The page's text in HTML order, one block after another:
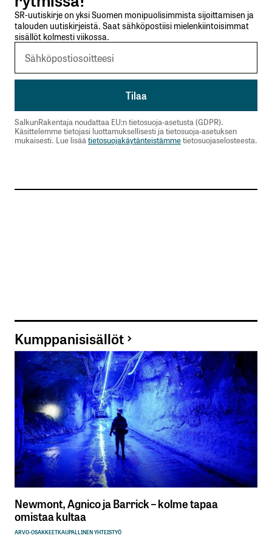
SR-uutiskirje on yksi Suomen monipuolisimmista sijoittamisen ja
talouden uutiskirjeistä. Saat sähköpostiisi mielenkiintoisimmat
sisällöt kolmesti viikossa.
SalkunRakentaja noudattaa EU:n tietosuoja-asetusta (GDPR).
Käsittelemme tietojasi luottamuksellisesti ja tietosuoja-asetuksen
mukaisesti. Lue lisää tietosuojakäytänteistämmetietosuojaselosteesta.
Kumppanisisällöt
Newmont, Agnico ja Barrick – kolme tapaa
omistaa kultaa
ARVO-OSAKKEETKAUPALLINEN YHTEISTYÖ